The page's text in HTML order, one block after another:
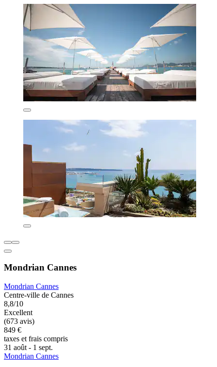
Mondrian Cannes
Mondrian Cannes
Centre-ville de Cannes
8,8/10
Excellent
(673 avis)
849 €
taxes et frais compris
31 août - 1 sept.
Mondrian Cannes